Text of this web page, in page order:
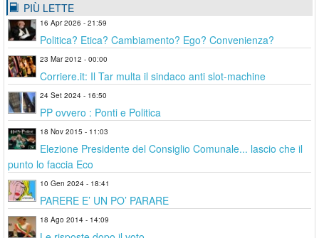
PIÙ LETTE
16 Apr 2026 - 21:59
Politica? Etica? Cambiamento? Ego? Convenienza?
23 Mar 2012 - 00:00
Corriere.it: Il Tar multa il sindaco anti slot-machine
24 Set 2024 - 16:50
PP ovvero : Ponti e Politica
18 Nov 2015 - 11:03
Elezione Presidente del Consiglio Comunale... lascio che il
punto lo faccia Eco
10 Gen 2024 - 18:41
PARERE E’ UN PO’ PARARE
18 Ago 2014 - 14:09